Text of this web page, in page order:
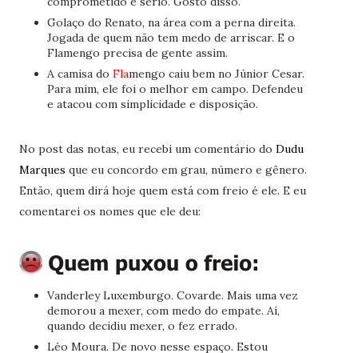
Golaço do Renato, na área com a perna direita.
Jogada de quem não tem medo de arriscar. E o
Flamengo precisa de gente assim.
A camisa do Flamengo caiu bem no Júnior Cesar.
Para mim, ele foi o melhor em campo. Defendeu
e atacou com simplicidade e disposição.
No post das notas, eu recebi um comentário do Dudu
Marques que eu concordo em grau, número e gênero.
Então, quem dirá hoje quem está com freio é ele. E eu
comentarei os nomes que ele deu:
Vanderley Luxemburgo. Covarde. Mais uma vez
demorou a mexer, com medo do empate. Aí,
quando decidiu mexer, o fez errado.
Léo Moura. De novo nesse espaço. Estou